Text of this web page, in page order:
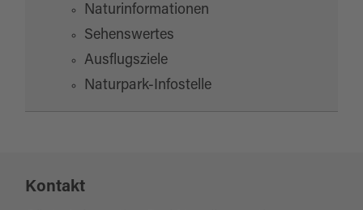
Naturinformationen
Sehenswertes
Ausflugsziele
Naturpark-Infostelle
Kontakt